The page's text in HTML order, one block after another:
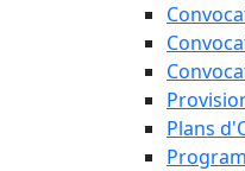
Plans